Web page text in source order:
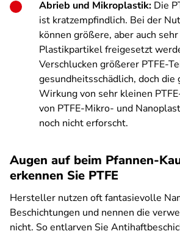
Abrieb und Mikroplastik: Die
ist kratzempfindlich. Bei der
können größere, aber auch
Plastikpartikel freigesetzt
Verschlucken größerer PTFE-
gesundheitsschädlich, doch die
Wirkung von sehr kleinen
von PTFE-Mikro- und
noch nicht erforscht.
Augen auf beim Pfannen-
erkennen Sie PTFE
Hersteller nutzen oft fantasievolle
Beschichtungen und nennen die
nicht. So entlarven Sie